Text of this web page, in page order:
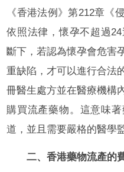
《香港法例》第212章《
依照法律，懷孕不超過
斷下，若認為懷孕會危害
重缺陷，才可以進行合法
冊醫生處方並在醫療機構
購買流產藥物。這意味
道，並且需要嚴格的醫學
二、香港藥物流產的